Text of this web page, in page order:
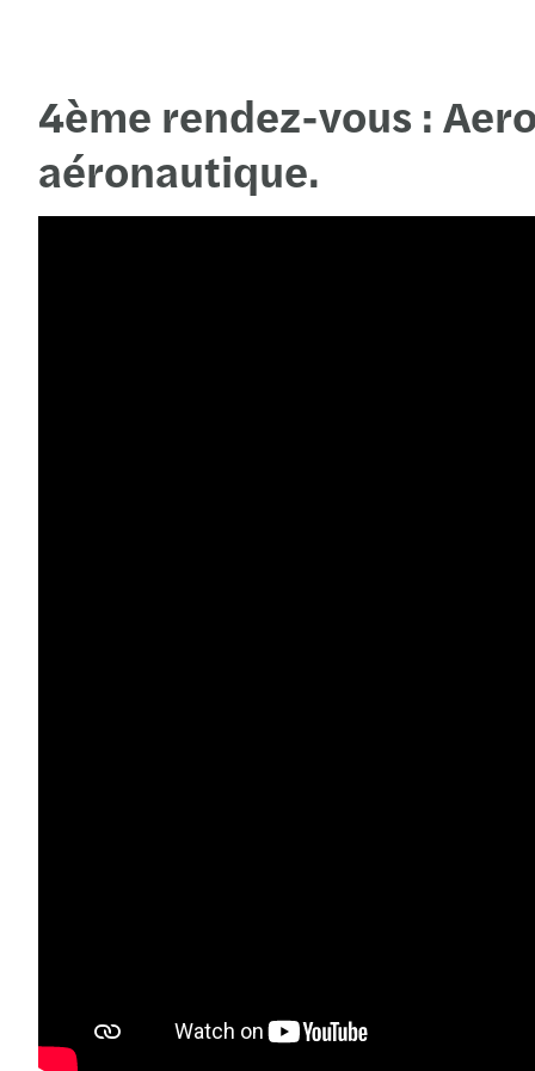
4ème rendez-vous :
aéronautique.